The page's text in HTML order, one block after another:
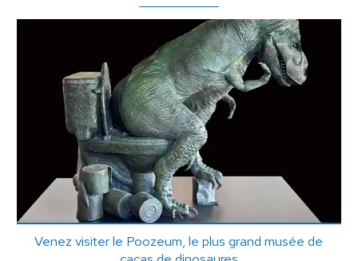
Venez visiter le Poozeum, le plus grand musée de